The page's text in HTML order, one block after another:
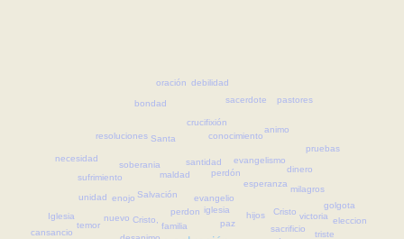
paz
familia
iglesia
perdon
evangelio
hijos
Cristo,
perdón
Salvación
santidad
maldad
sacrificio
esperanza
soberania evangelismo
Cristo
conocimiento
enojo
nuevo
crucifixión
Santa
victoria
unidad
temor
milagros
sacerdote
dinero
sufrimiento
triste
resoluciones
animo
bondad
debilidad
oración
Iglesia
golgota
pruebas
necesidad
cansancio
pastores
eleccion